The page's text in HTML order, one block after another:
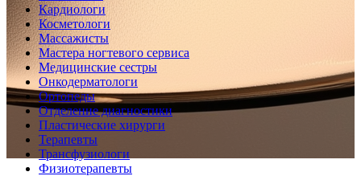
Кардиологи
Косметологи
Массажисты
Мастера ногтевого сервиса
Медицинские сестры
Онкодерматологи
Ортопеды
Отделение диагностики
Пластические хирурги
Терапевты
Трансфузиологи
Физиотерапевты